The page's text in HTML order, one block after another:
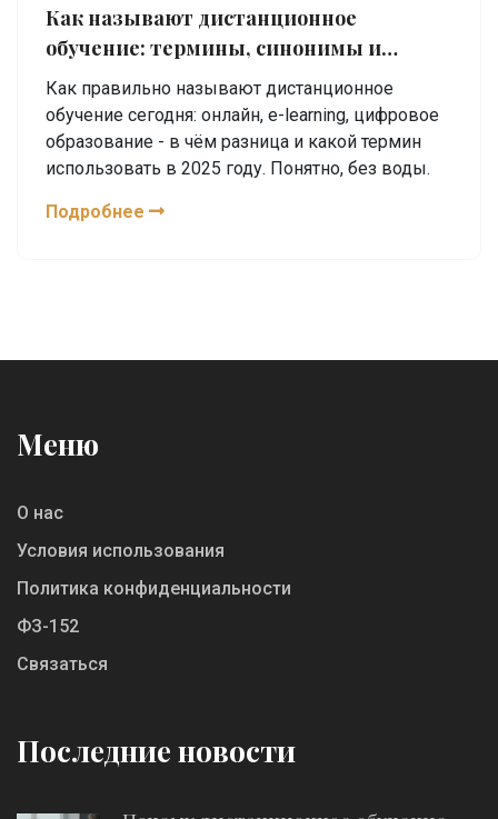
Как называют дистанционное
обучение: термины, синонимы и
современные обозначения
Как правильно называют дистанционное
обучение сегодня: онлайн, e-learning, цифровое
образование - в чём разница и какой термин
использовать в 2025 году. Понятно, без воды.
Подробнее
Меню
О нас
Условия использования
Политика конфиденциальности
ФЗ-152
Связаться
Последние новости